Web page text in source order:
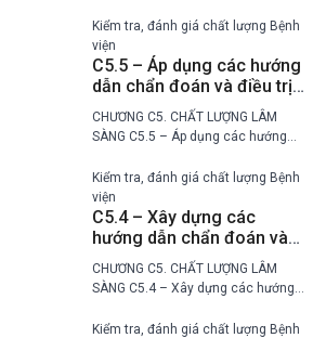
được thiết lập và hoạt động hiệu
quả Mức Bậc thang chất lượng
Bệnh…
Kiểm tra, đánh giá chất lượng Bệnh
viện
C5.5 – Áp dụng các hướng
dẫn chẩn đoán và điều trị
đã ban hành và giám sát
việc thực hiện
CHƯƠNG C5. CHẤT LƯỢNG LÂM
SÀNG C5.5 – Áp dụng các hướng
hành và giám sát việc thực hiện
Mức Bậc thang chất lượng…
Kiểm tra, đánh giá chất lượng Bệnh
viện
C5.4 – Xây dựng các
hướng dẫn chẩn đoán và
điều trị
CHƯƠNG C5. CHẤT LƯỢNG LÂM
SÀNG C5.4 – Xây dựng các hướng
thang chất lượng Bệnh viện tự đánh
Kiểm tra, đánh giá chất lượng Bệnh